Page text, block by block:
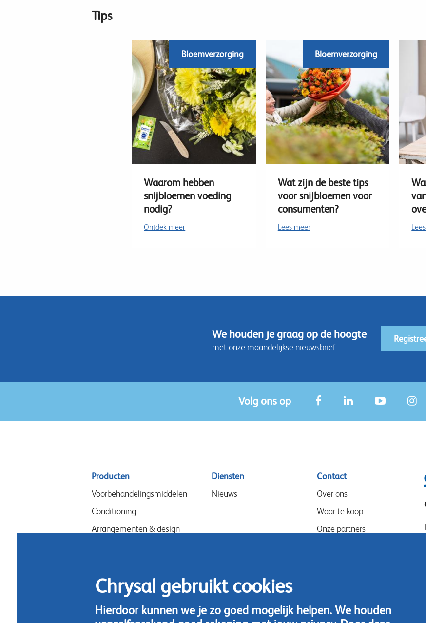
Tips
Bloemverzorging
Waarom hebben
snijbloemen voeding
nodig?
Ontdek meer
Bloemverzorging
Wat zijn de beste tips
voor snijbloemen voor
consumenten?
Lees meer
We houden je graag op de hoogte
met onze maandelijkse nieuwsbrief
Volg ons op
Sitemap
menu
Producten
Voorbehandelingsmiddelen
Conditioning
Arrangementen & design
Diensten
Nieuws
Contact
Over ons
Waar te koop
Onze partners
Chrysal gebruikt cookies
Hierdoor kunnen we je zo goed mogelijk helpen. We houden